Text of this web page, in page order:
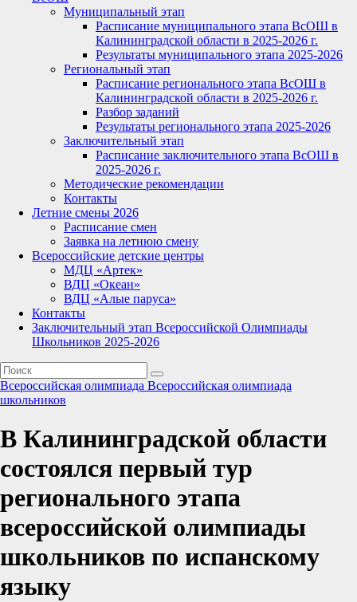
Муниципальный этап
Расписание муниципального этапа ВсОШ в
Калининградской области в 2025-2026 г.
Результаты муниципального этапа 2025-2026
Региональный этап
Расписание регионального этапа ВсОШ в
Калининградской области в 2025-2026 г.
Разбор заданий
Результаты регионального этапа 2025-2026
Заключительный этап
Расписание заключительного этапа ВсОШ в
2025-2026 г.
Методические рекомендации
Контакты
Летние смены 2026
Расписание смен
Заявка на летнюю смену
Всероссийские детские центры
МДЦ «Артек»
ВДЦ «Океан»
ВДЦ «Алые паруса»
Контакты
Заключительный этап Всероссийской Олимпиады
Школьников 2025-2026
Всероссийская олимпиада Всероссийская олимпиада
школьников
В Калининградской области
состоялся первый тур
регионального этапа
всероссийской олимпиады
школьников по испанскому
языку